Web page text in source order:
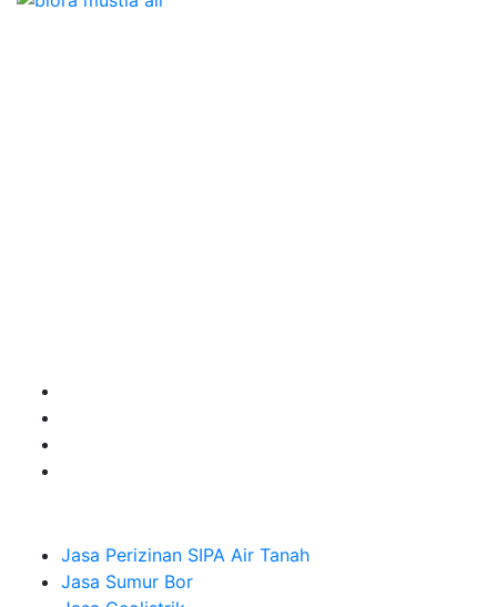
Jasa Perizinan SIPA Air Tanah
Jasa Sumur Bor